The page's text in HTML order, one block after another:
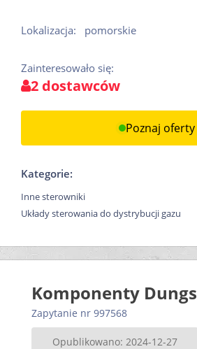
Lokalizacja: pomorskie
Zainteresowało się:
2 dostawców
Poznaj oferty
Kategorie:
Inne sterowniki
Układy sterowania do dystrybucji gazu
Komponenty Dungs
Zapytanie nr 997568
Opublikowano: 2024-12-27